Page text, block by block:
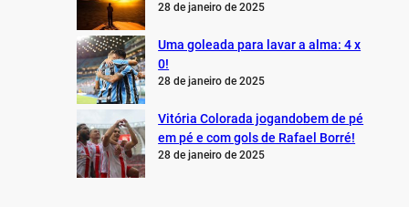
28 de janeiro de 2025
Uma goleada para lavar a alma: 4 x
0!
28 de janeiro de 2025
Vitória Colorada jogandobem de pé
em pé e com gols de Rafael Borré!
28 de janeiro de 2025